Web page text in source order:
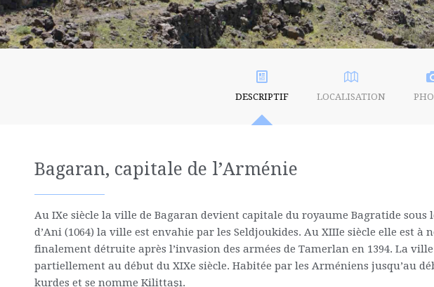
DESCRIPTIF LOCALISATION
Bagaran, capitale de l’Arménie
Au IXe siècle la ville de Bagaran devient capitale du royaume Bagratide sous
d’Ani (1064) la ville est envahie par les Seldjoukides. Au XIIIe siècle elle est
finalement détruite après l’invasion des armées de Tamerlan en 1394. La
partiellement au début du XIXe siècle. Habitée par les Arméniens jusqu’au
kurdes et se nomme Kilittaşı.